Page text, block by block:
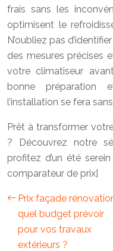
frais sans les
optimisent le
N’oubliez pas
des mesures précises
votre climatiseur
bonne préparation
l’installation se fera
Prêt à transformer
? Découvrez notre
profitez d’un été
comparateur de prix]
Prix façade
quel budget prévoir
pour vos travaux
extérieurs ?